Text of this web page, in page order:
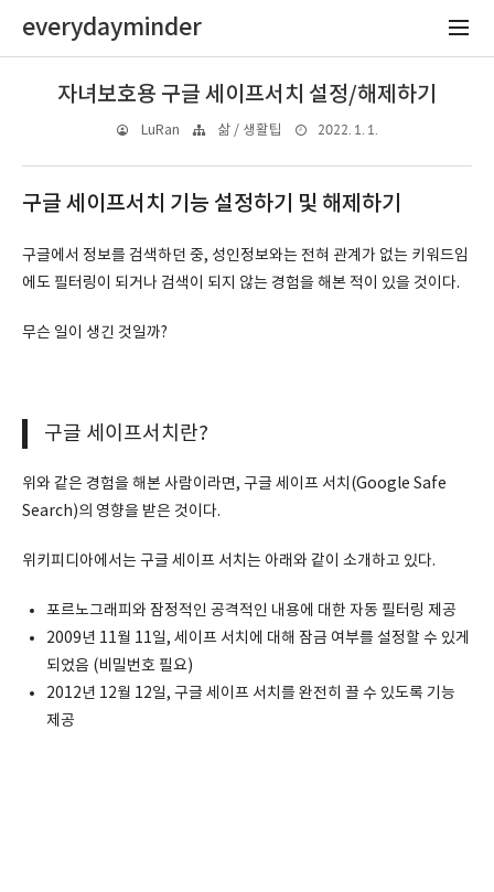
everydayminder
자녀보호용 구글 세이프서치 설정/해제하기
LuRan 삶 / 생활팁 2022. 1. 1.
구글 세이프서치 기능 설정하기 및 해제하기
구글에서 정보를 검색하던 중, 성인정보와는 전혀 관계가 없는 키워드임
에도 필터링이 되거나 검색이 되지 않는 경험을 해본 적이 있을 것이다.
무슨 일이 생긴 것일까?
구글 세이프서치란?
위와 같은 경험을 해본 사람이라면, 구글 세이프 서치(Google Safe
Search)의 영향을 받은 것이다.
위키피디아에서는 구글 세이프 서치는 아래와 같이 소개하고 있다.
포르노그래피와 잠정적인 공격적인 내용에 대한 자동 필터링 제공
2009년 11월 11일, 세이프 서치에 대해 잠금 여부를 설정할 수 있게
되었음 (비밀번호 필요)
2012년 12월 12일, 구글 세이프 서치를 완전히 끌 수 있도록 기능
제공